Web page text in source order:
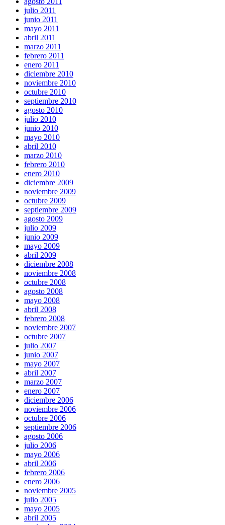
julio 2011
junio 2011
mayo 2011
abril 2011
marzo 2011
febrero 2011
enero 2011
diciembre 2010
noviembre 2010
octubre 2010
septiembre 2010
agosto 2010
julio 2010
junio 2010
mayo 2010
abril 2010
marzo 2010
febrero 2010
enero 2010
diciembre 2009
noviembre 2009
octubre 2009
septiembre 2009
agosto 2009
julio 2009
junio 2009
mayo 2009
abril 2009
diciembre 2008
noviembre 2008
octubre 2008
agosto 2008
mayo 2008
abril 2008
febrero 2008
noviembre 2007
octubre 2007
julio 2007
junio 2007
mayo 2007
abril 2007
marzo 2007
enero 2007
diciembre 2006
noviembre 2006
octubre 2006
septiembre 2006
agosto 2006
julio 2006
mayo 2006
abril 2006
febrero 2006
enero 2006
noviembre 2005
julio 2005
mayo 2005
abril 2005